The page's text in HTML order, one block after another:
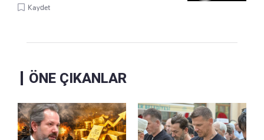
Kaydet
ÖNE ÇIKANLAR